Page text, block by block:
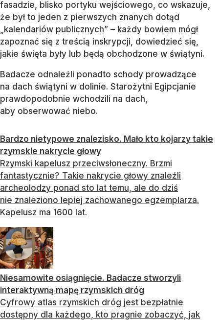
fasadzie, blisko portyku wejściowego, co wskazuje,
że był to jeden z pierwszych znanych dotąd
„kalendariów publicznych” – każdy bowiem mógł
zapoznać się z treścią inskrypcji, dowiedzieć się,
jakie święta były lub będą obchodzone w świątyni.
Badacze odnaleźli ponadto schody prowadzące
na dach świątyni w dolinie. Starożytni Egipcjanie
prawdopodobnie wchodzili na dach,
aby obserwować niebo.
Bardzo nietypowe znalezisko. Mało kto kojarzy takie
rzymskie nakrycie głowy
Rzymski kapelusz przeciwsłoneczny. Brzmi
fantastycznie? Takie nakrycie głowy znaleźli
archeolodzy ponad sto lat temu, ale do dziś
nie znaleziono lepiej zachowanego egzemplarza.
Kapelusz ma 1600 lat.
Niesamowite osiągnięcie. Badacze stworzyli
interaktywną mapę rzymskich dróg
Cyfrowy atlas rzymskich dróg jest bezpłatnie
dostępny dla każdego, kto pragnie zobaczyć, jak